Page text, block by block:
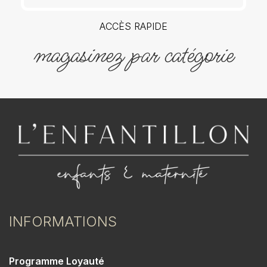
ACCÈS RAPIDE
magasinez par catégorie
INFORMATIONS
Programme Loyauté